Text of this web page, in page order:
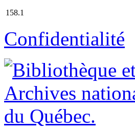
158.1
Confidentialité